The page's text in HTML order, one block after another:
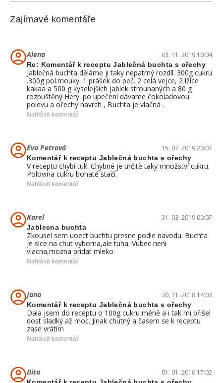
Zajímavé komentáře
Alena 03. 11. 2019 10:04
Re: Komentář k receptu Jablečná buchta s ořechy
Jablečná buchta děláme ji taky nepatrný rozdíl. 300g cukru
.300g pol.mouky. 1 prášek do peč. 2 celá vejce, 2 lžíce
kakaa a 500 g kyselejšich jablek strouhaných a 80 g
rozpuštěný Hery. po upečeni dávame čokoladovou
polevu a ořechy navrch , Buchta je vlačná .
Nahlásit komentář
Eva Petrová 15. 07. 2019 20:07
Komentář k receptu Jablečná buchta s ořechy
V receptu chybí tuk. Chybné je určitě taky množství cukru.
Polovina cukru bohatě stačí.
Nahlásit komentář
Karel 31. 03. 2019 00:07
Jablecna buchta
Zkousel sem uoect buchtu presne podle navodu. Buchta
je sice na chut vyborna,ale tuha. Vubec neni
vlacna,mozna pridat mleko.
Nahlásit komentář
Jana 30. 11. 2018 14:03
Komentář k receptu Jablečná buchta s ořechy
Dala jsem do receptu o 100g cukru méně a i tak mi přišel
dost sladký až moc. Jinak chutný a časem se k receptu
zase vrátím
Nahlásit komentář
Dita 01. 01. 2016 17:02